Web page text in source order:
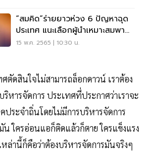
“สมคิด”ร่ายยาวห่วง 6 ปัญหาฉุด
ประเทศ แนะเลือกผู้นำเหมาะสมพา
พ้นวิกฤติ
15 พ.ค. 2565 | 10:30 น.
ตัดสินใจไม่สามารถล็อกดาวน์ เราต้อง
หารจัดการ ประเทศที่ประกาศว่าเราจะ
ประจำถิ่นโดยไม่มีการบริหารจัดการ
น ใครอ่อนแอก็ติดแล้วก็ตาย ใครแข็งแรง
ล่านี้ก็คือว่าต้องบริหารจัดการมันจริงๆ